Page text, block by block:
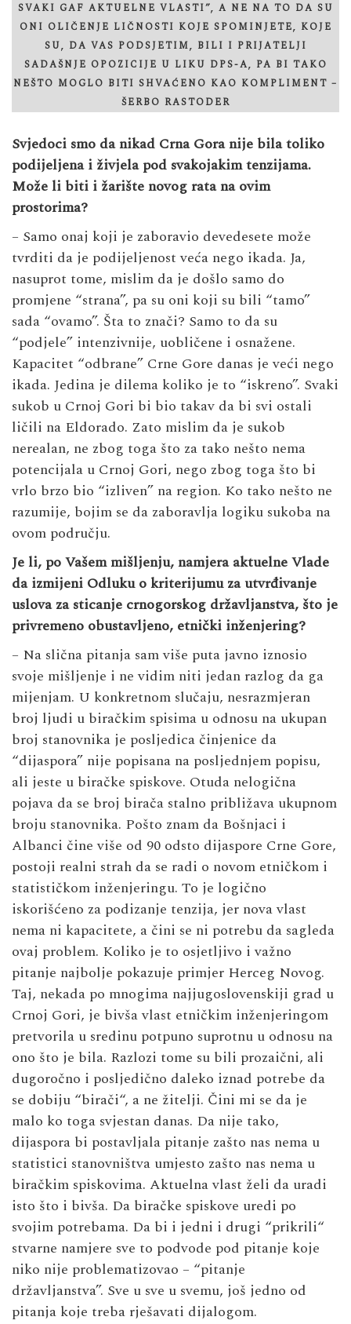
SVAKI GAF AKTUELNE VLASTI”, A NE NA TO DA SU
ONI OLIČENJE LIČNOSTI KOJE SPOMINJETE, KOJE
SU, DA VAS PODSJETIM, BILI I PRIJATELJI
SADAŠNJE OPOZICIJE U LIKU DPS-A, PA BI TAKO
NEŠTO MOGLO BITI SHVAĆENO KAO KOMPLIMENT –
ŠERBO RASTODER
Svjedoci smo da nikad Crna Gora nije bila toliko
podijeljena i živjela pod svakojakim tenzijama.
Može li biti i žarište novog rata na ovim
prostorima?
– Samo onaj koji je zaboravio devedesete može
tvrditi da je podijeljenost veća nego ikada. Ja,
nasuprot tome, mislim da je došlo samo do
promjene “strana”, pa su oni koji su bili “tamo”
sada “ovamo”. Šta to znači? Samo to da su
“podjele” intenzivnije, uobličene i osnažene.
Kapacitet “odbrane” Crne Gore danas je veći nego
ikada. Jedina je dilema koliko je to “iskreno”. Svaki
sukob u Crnoj Gori bi bio takav da bi svi ostali
ličili na Eldorado. Zato mislim da je sukob
nerealan, ne zbog toga što za tako nešto nema
potencijala u Crnoj Gori, nego zbog toga što bi
vrlo brzo bio “izliven” na region. Ko tako nešto ne
razumije, bojim se da zaboravlja logiku sukoba na
ovom području.
Je li, po Vašem mišljenju, namjera aktuelne Vlade
da izmijeni Odluku o kriterijumu za utvrđivanje
uslova za sticanje crnogorskog državljanstva, što je
privremeno obustavljeno, etnički inženjering?
– Na slična pitanja sam više puta javno iznosio
svoje mišljenje i ne vidim niti jedan razlog da ga
mijenjam. U konkretnom slučaju, nesrazmjeran
broj ljudi u biračkim spisima u odnosu na ukupan
broj stanovnika je posljedica činjenice da
“dijaspora” nije popisana na posljednjem popisu,
ali jeste u biračke spiskove. Otuda nelogična
pojava da se broj birača stalno približava ukupnom
broju stanovnika. Pošto znam da Bošnjaci i
Albanci čine više od 90 odsto dijaspore Crne Gore,
postoji realni strah da se radi o novom etničkom i
statističkom inženjeringu. To je logično
iskorišćeno za podizanje tenzija, jer nova vlast
nema ni kapacitete, a čini se ni potrebu da sagleda
ovaj problem. Koliko je to osjetljivo i važno
pitanje najbolje pokazuje primjer Herceg Novog.
Taj, nekada po mnogima najjugoslovenskiji grad u
Crnoj Gori, je bivša vlast etničkim inženjeringom
pretvorila u sredinu potpuno suprotnu u odnosu na
ono što je bila. Razlozi tome su bili prozaični, ali
dugoročno i posljedično daleko iznad potrebe da
se dobiju “birači“, a ne žitelji. Čini mi se da je
malo ko toga svjestan danas. Da nije tako,
dijaspora bi postavljala pitanje zašto nas nema u
statistici stanovništva umjesto zašto nas nema u
biračkim spiskovima. Aktuelna vlast želi da uradi
isto što i bivša. Da biračke spiskove uredi po
svojim potrebama. Da bi i jedni i drugi “prikrili“
stvarne namjere sve to podvode pod pitanje koje
niko nije problematizovao – “pitanje
državljanstva”. Sve u sve u svemu, još jedno od
pitanja koje treba rješavati dijalogom.